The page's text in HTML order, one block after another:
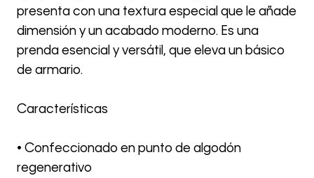
presenta con una textura especial que le añade
dimensión y un acabado moderno. Es una
prenda esencial y versátil, que eleva un básico
de armario.
Características
• Confeccionado en punto de algodón
regenerativo